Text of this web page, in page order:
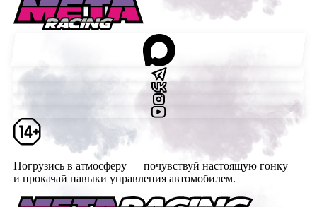
Погрузись в атмосферу — почувствуй настоящую гонку
и прокачай навыки управления автомобилем.